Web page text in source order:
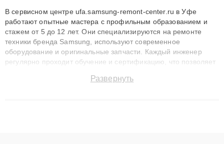
В сервисном центре ufa.samsung-remont-center.ru в Уфе
работают опытные мастера с профильным образованием и
стажем от 5 до 12 лет. Они специализируются на ремонте
техники бренда Samsung, используют современное
оборудование и оригинальные запчасти. Каждый инженер
регулярно проходит обучение и сертификацию, что позволяет
технику с сохранением гарантии до 3 лет. Наши мастера
Развернуть